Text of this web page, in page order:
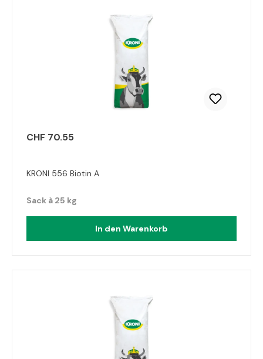
CHF 70.55
KRONI 556 Biotin A
Sack à 25 kg
In den Warenkorb